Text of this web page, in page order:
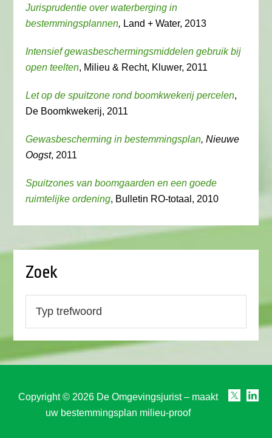
Jurisprudentie over waterberging in
bestemmingsplannen, Land + Water, 2013
Intensief gewasbeschermingsmiddelen gebruik bij
open teelten, Milieu & Recht, Kluwer, 2011
Let op de spuitzone rond boomkwekerij percelen,
De Boomkwekerij, 2011
Gewasbescherming in bestemmingsplan, Nieuwe
Oogst, 2011
Spuitzones van boomgaarden en een goede
ruimtelijke ordening, Bulletin RO-totaal, 2010
Zoek
Copyright © 2026 De Omgevingsjurist – maakt
uw bestemmingsplan milieu-proof